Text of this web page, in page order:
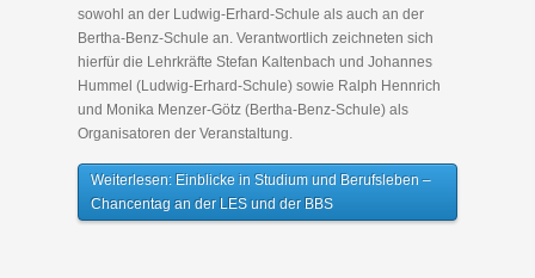
sowohl an der Ludwig-Erhard-Schule als auch an der
Bertha-Benz-Schule an. Verantwortlich zeichneten sich
hierfür die Lehrkräfte Stefan Kaltenbach und Johannes
Hummel (Ludwig-Erhard-Schule) sowie Ralph Hennrich
und Monika Menzer-Götz (Bertha-Benz-Schule) als
Organisatoren der Veranstaltung.
Weiterlesen: Einblicke in Studium und Berufsleben –
Chancentag an der LES und der BBS